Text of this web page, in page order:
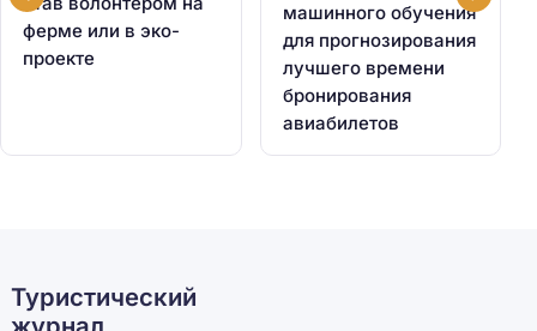
ферме или в эко-
проекте
машинного обучения
для прогнозирования
лучшего времени
бронирования
авиабилетов
Туристический